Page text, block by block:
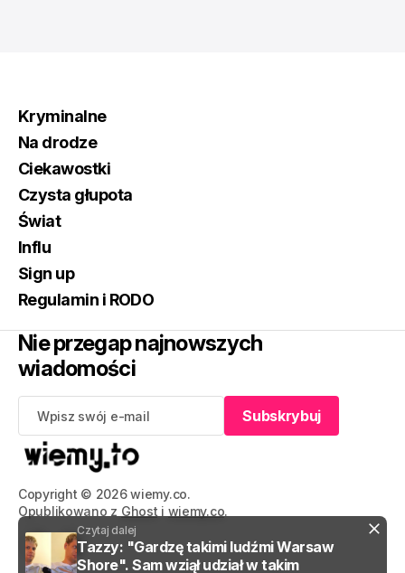
Czytaj dalej
Tazzy: "Gardzę takimi ludźmi Warsaw
Shore". Sam wziął udział w takim
Copyright © 2026 wiemy.co.
Opublikowano z Ghost i wiemy.co.
Kryminalne
Na drodze
Ciekawostki
Czysta głupota
Świat
Influ
Sign up
Regulamin i RODO
Nie przegap najnowszych
wiadomości
Subskrybuj
Subskrybuj